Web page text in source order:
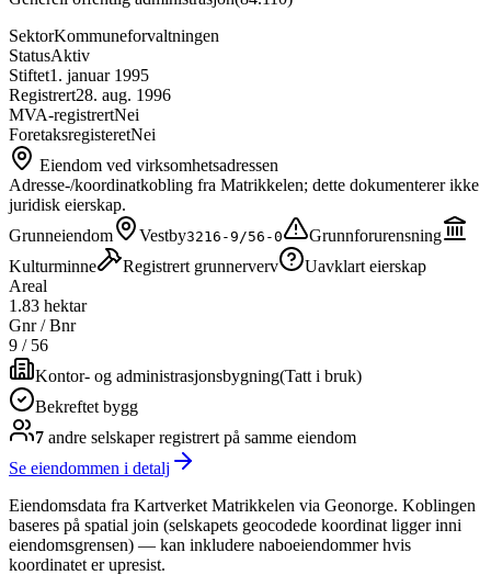
SektorKommuneforvaltningen
StatusAktiv
Stiftet1. januar 1995
Registrert28. aug. 1996
MVA-registrertNei
ForetaksregisteretNei
Eiendom ved virksomhetsadressen
Adresse-/koordinatkobling fra Matrikkelen; dette dokumenterer ikke
juridisk eierskap.
Grunneiendom
Vestby3216-9/56-0
Grunnforurensning
Kulturminne
Registrert grunnerverv
Uavklart eierskap
Areal
1.83 hektar
Gnr / Bnr
9 / 56
Kontor- og administrasjonsbygning(Tatt i bruk)
Bekreftet bygg
7 andre selskaperregistrert på samme eiendom
Se eiendommen i detalj
Eiendomsdata fra Kartverket Matrikkelen via Geonorge. Koblingen
baseres på spatial join (selskapets geocodede koordinat ligger inni
eiendomsgrensen) — kan inkludere naboeiendommer hvis
koordinatet er upresist.